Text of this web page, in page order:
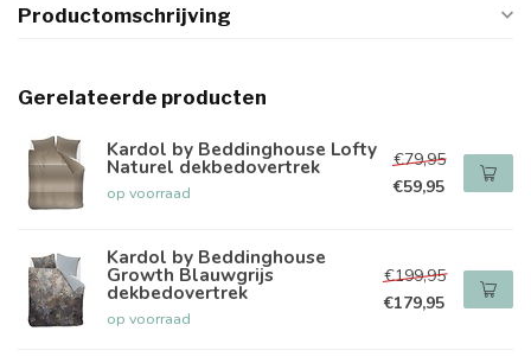
Productomschrijving
Gerelateerde producten
Kardol by Beddinghouse Lofty
Naturel dekbedovertrek
op voorraad
€79,95
€59,95
Kardol by Beddinghouse
Growth Blauwgrijs
dekbedovertrek
op voorraad
€199,95
€179,95